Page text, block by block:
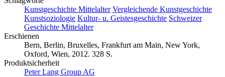
Kunstgeschichte Mittelalter Vergleichende Kunstgeschichte
Kunstsoziologie Kultur- u. Geistesgeschichte Schweizer
Geschichte Mittelalter
Erschienen
Bern, Berlin, Bruxelles, Frankfurt am Main, New York,
Oxford, Wien, 2012. 328 S.
Produktsicherheit
Peter Lang Group AG